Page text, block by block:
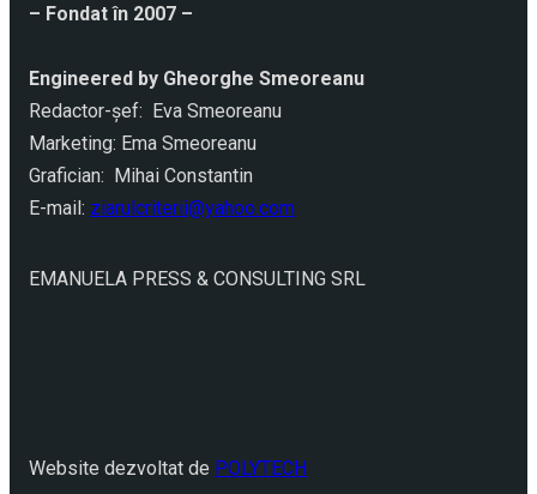
– Fondat în 2007 –
Engineered by Gheorghe Smeoreanu
Redactor-şef: Eva Smeoreanu
Marketing: Ema Smeoreanu
Grafician: Mihai Constantin
E-mail: ziarulcriterii@yahoo.com
EMANUELA PRESS & CONSULTING SRL
Website dezvoltat de POLYTECH